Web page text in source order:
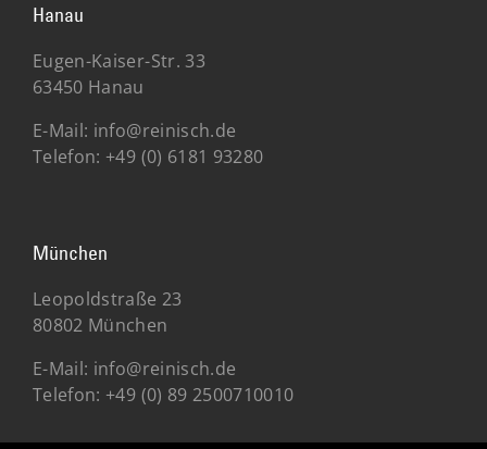
Hanau
Eugen-Kaiser-Str. 33
63450 Hanau
E-Mail: info@reinisch.de
Telefon: +49 (0) 6181 93280
München
Leopoldstraße 23
80802 München
E-Mail: info@reinisch.de
Telefon: +49 (0) 89 2500710010